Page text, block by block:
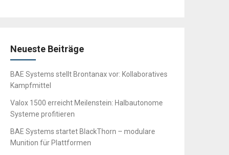
Neueste Beiträge
BAE Systems stellt Brontanax vor: Kollaboratives
Kampfmittel
Valox 1500 erreicht Meilenstein: Halbautonome
Systeme profitieren
BAE Systems startet BlackThorn – modulare
Munition für Plattformen